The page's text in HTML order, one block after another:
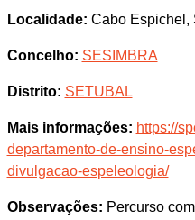
Localidade: Cabo Espichel,
Concelho: SESIMBRA
Distrito: SETUBAL
Mais informações: https://
departamento-de-ensino-
divulgacao-espeleologia/
Observações: Percurso